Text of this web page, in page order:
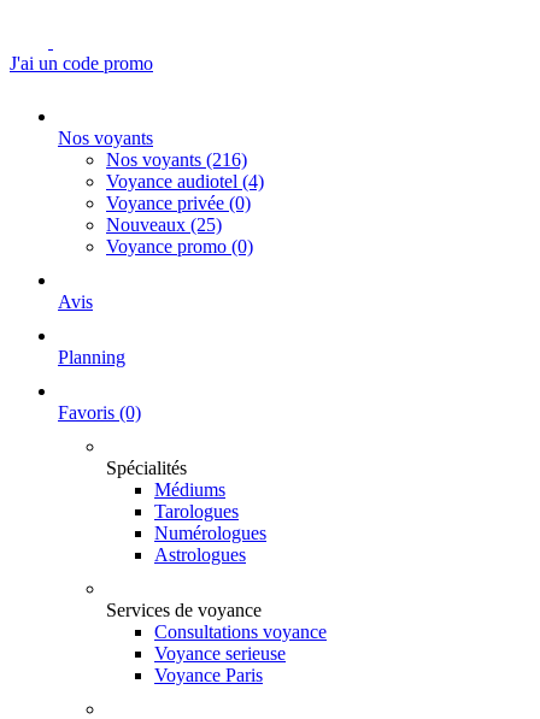
J'ai un code promo
Nos voyants
Nos voyants (216)
Voyance audiotel (4)
Voyance privée (0)
Nouveaux (25)
Voyance promo (0)
Avis
Planning
Favoris (0)
Spécialités
Médiums
Tarologues
Numérologues
Astrologues
Services de voyance
Consultations voyance
Voyance serieuse
Voyance Paris